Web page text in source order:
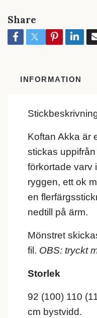
Share
INFORMATION
Koftan Akka är
stickas
förkortade varv
ryggen, ett ok
en
nedtill på ärm.
Mönstret
fil. OBS: tryckt
Storlek
92 (100) 110
cm bystvidd.